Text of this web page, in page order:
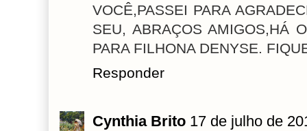
VOCÊ,PASSEI PARA
SEU, ABRAÇOS AMIGOS,HÁ
PARA FILHONA DENYSE.
Responder
Cynthia Brito 17 de julho de